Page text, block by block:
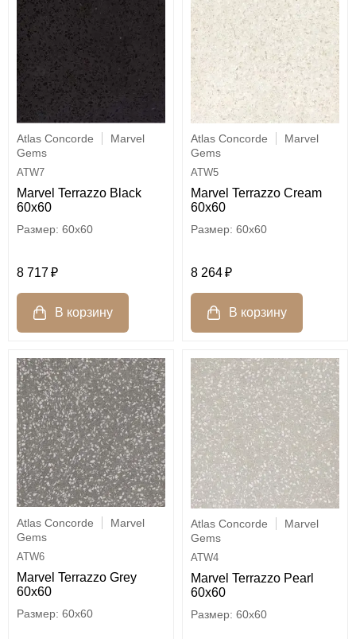
Atlas Concorde
Marvel
Gems
ATW7
Marvel Terrazzo Black
60x60
60x60
8 717
Atlas Concorde
Marvel
Gems
ATW5
Marvel Terrazzo Cream
60x60
60x60
8 264
Atlas Concorde
Marvel
Gems
ATW6
Marvel Terrazzo Grey
60x60
60x60
Atlas Concorde
Marvel
Gems
ATW4
Marvel Terrazzo Pearl
60x60
60x60